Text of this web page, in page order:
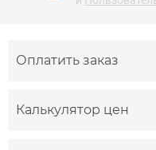
Оплатить заказ
Калькулятор цен